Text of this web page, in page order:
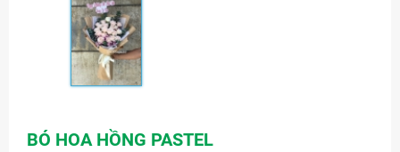
BÓ HOA HỒNG PASTEL